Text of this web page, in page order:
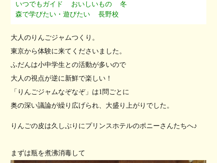
いつでもガイド おいしいもの
冬
森で学びたい・遊びたい
長野校
大人のりんごジャムつくり。
東京から体験に来てくださいました。
ふだんは小中学生との活動が多いので
大人の視点が逆に新鮮で楽しい！
「りんごジャムなぞなぞ」は1問ごとに
奥の深い議論が繰り広げられ、大盛り上がりでした。
りんごの皮は久しぶりにプリンスホテルのポニーさんたちへ♪
まずは瓶を煮沸消毒して